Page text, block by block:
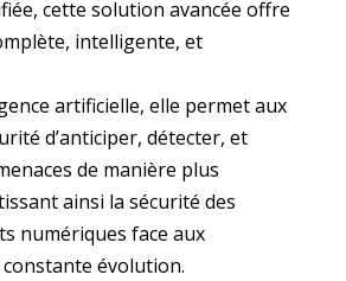
cette solution avancée offre
intelligente, et
artificielle, elle permet aux
d’anticiper, détecter, et
de manière plus
ainsi la sécurité des
numériques face aux
évolution.